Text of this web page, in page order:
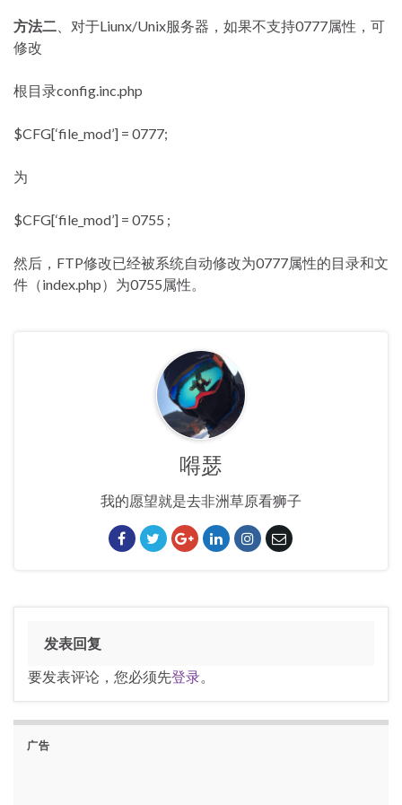
方法二 、对于Liunx/Unix服务器，如果不支持0777属性，可
修改
根目录config.inc.php
$CFG[‘file_mod’] = 0777;
为
$CFG[‘file_mod’] = 0755 ;
然后，FTP修改已经被系统自动修改为0777属性的目录和文
件（index.php）为0755属性。
嘚瑟
我的愿望就是去非洲草原看狮子
发表回复
要发表评论，您必须先登录。
广告